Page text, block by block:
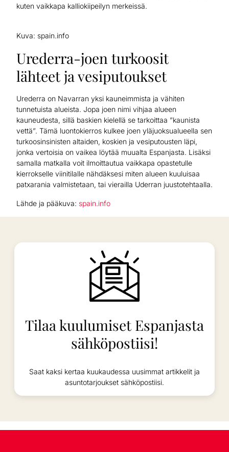
kuten vaikkapa kalliokiipeilyn merkeissä.
Kuva: spain.info
Urederra-joen turkoosit
lähteet ja vesiputoukset
Urederra on Navarran yksi kauneimmista ja vähiten
tunnetuista alueista. Jopa joen nimi vihjaa alueen
kauneudesta, sillä baskien kielellä se tarkoittaa ”kaunista
vettä”. Tämä luontokierros kulkee joen yläjuoksualueella sen
turkoosinsinisten altaiden, koskien ja vesiputousten läpi,
jonka vertoisia on vaikea löytää muualta Espanjasta. Lisäksi
samalla matkalla voit ilmoittautua vaikkapa opastetulle
kierrokselle viinitilalle nähdäksesi miten alueen kuuluisaa
patxarania valmistetaan, tai vierailla Uderran juustotehtaalla.
Lähde ja pääkuva: spain.info
Tilaa kuulumiset Espanjasta
sähköpostiisi!
Saat kaksi kertaa kuukaudessa uusimmat artikkelit ja
asuntotarjoukset sähköpostiisi.